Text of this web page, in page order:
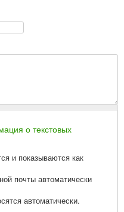
о текстовых
и показываются как
почты автоматически
автоматически.